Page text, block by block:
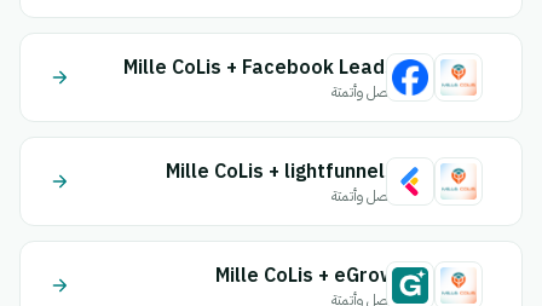
Mille CoLis + Facebook Leads
اتصل وأتمتة
Mille CoLis + lightfunnels
اتصل وأتمتة
Mille CoLis + eGrow
اتصل وأتمتة